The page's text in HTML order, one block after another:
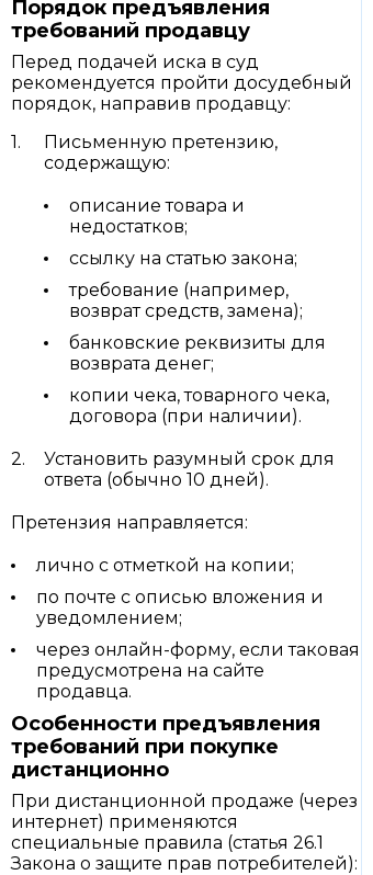
Порядок предъявления
требований продавцу
Перед подачей иска в суд
рекомендуется пройти досудебный
порядок, направив продавцу:
Письменную претензию,
содержащую:
описание товара и
недостатков;
ссылку на статью закона;
требование (например,
возврат средств, замена);
банковские реквизиты для
возврата денег;
копии чека, товарного чека,
договора (при наличии).
Установить разумный срок для
ответа (обычно 10 дней).
Претензия направляется:
лично с отметкой на копии;
по почте с описью вложения и
уведомлением;
через онлайн-форму, если таковая
предусмотрена на сайте
продавца.
Особенности предъявления
требований при покупке
дистанционно
При дистанционной продаже (через
интернет) применяются
специальные правила (статья 26.1
Закона о защите прав потребителей):